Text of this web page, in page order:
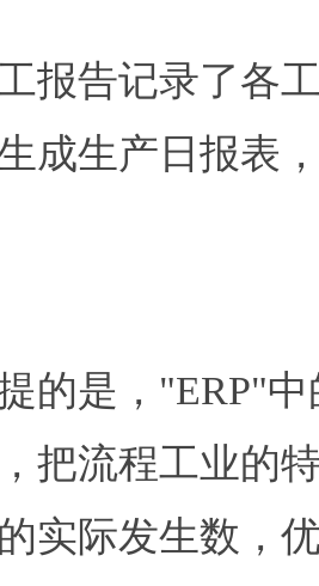
告记录了各工
成生产日报表
是，"ERP"中
把流程工业的
实际发生数，